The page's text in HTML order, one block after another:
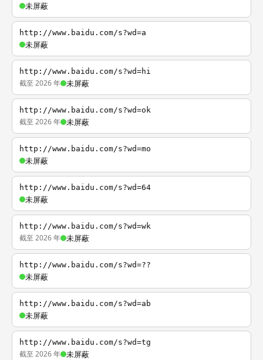
未屏蔽
http://www.baidu.com/s?wd=a
未屏蔽
http://www.baidu.com/s?wd=hi
截至 2026 年 未屏蔽
http://www.baidu.com/s?wd=ok
截至 2026 年 未屏蔽
http://www.baidu.com/s?wd=mo
未屏蔽
http://www.baidu.com/s?wd=64
未屏蔽
http://www.baidu.com/s?wd=wk
截至 2026 年 未屏蔽
http://www.baidu.com/s?wd=??
未屏蔽
http://www.baidu.com/s?wd=ab
未屏蔽
http://www.baidu.com/s?wd=tg
截至 2026 年 未屏蔽